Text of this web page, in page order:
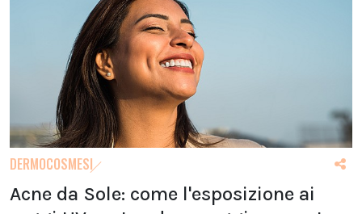
DERMOCOSMESI
Acne da Sole: come l'esposizione ai